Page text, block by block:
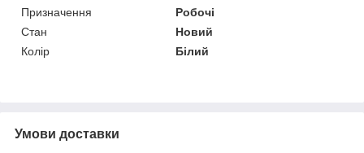
Призначення
Робочі
Стан
Новий
Колір
Білий
Умови доставки